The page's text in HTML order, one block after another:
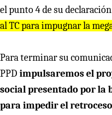
el punto 4 de su
al TC para impugnar la
Para terminar su
PPD impulsaremos el
social presentado por la
para impedir el